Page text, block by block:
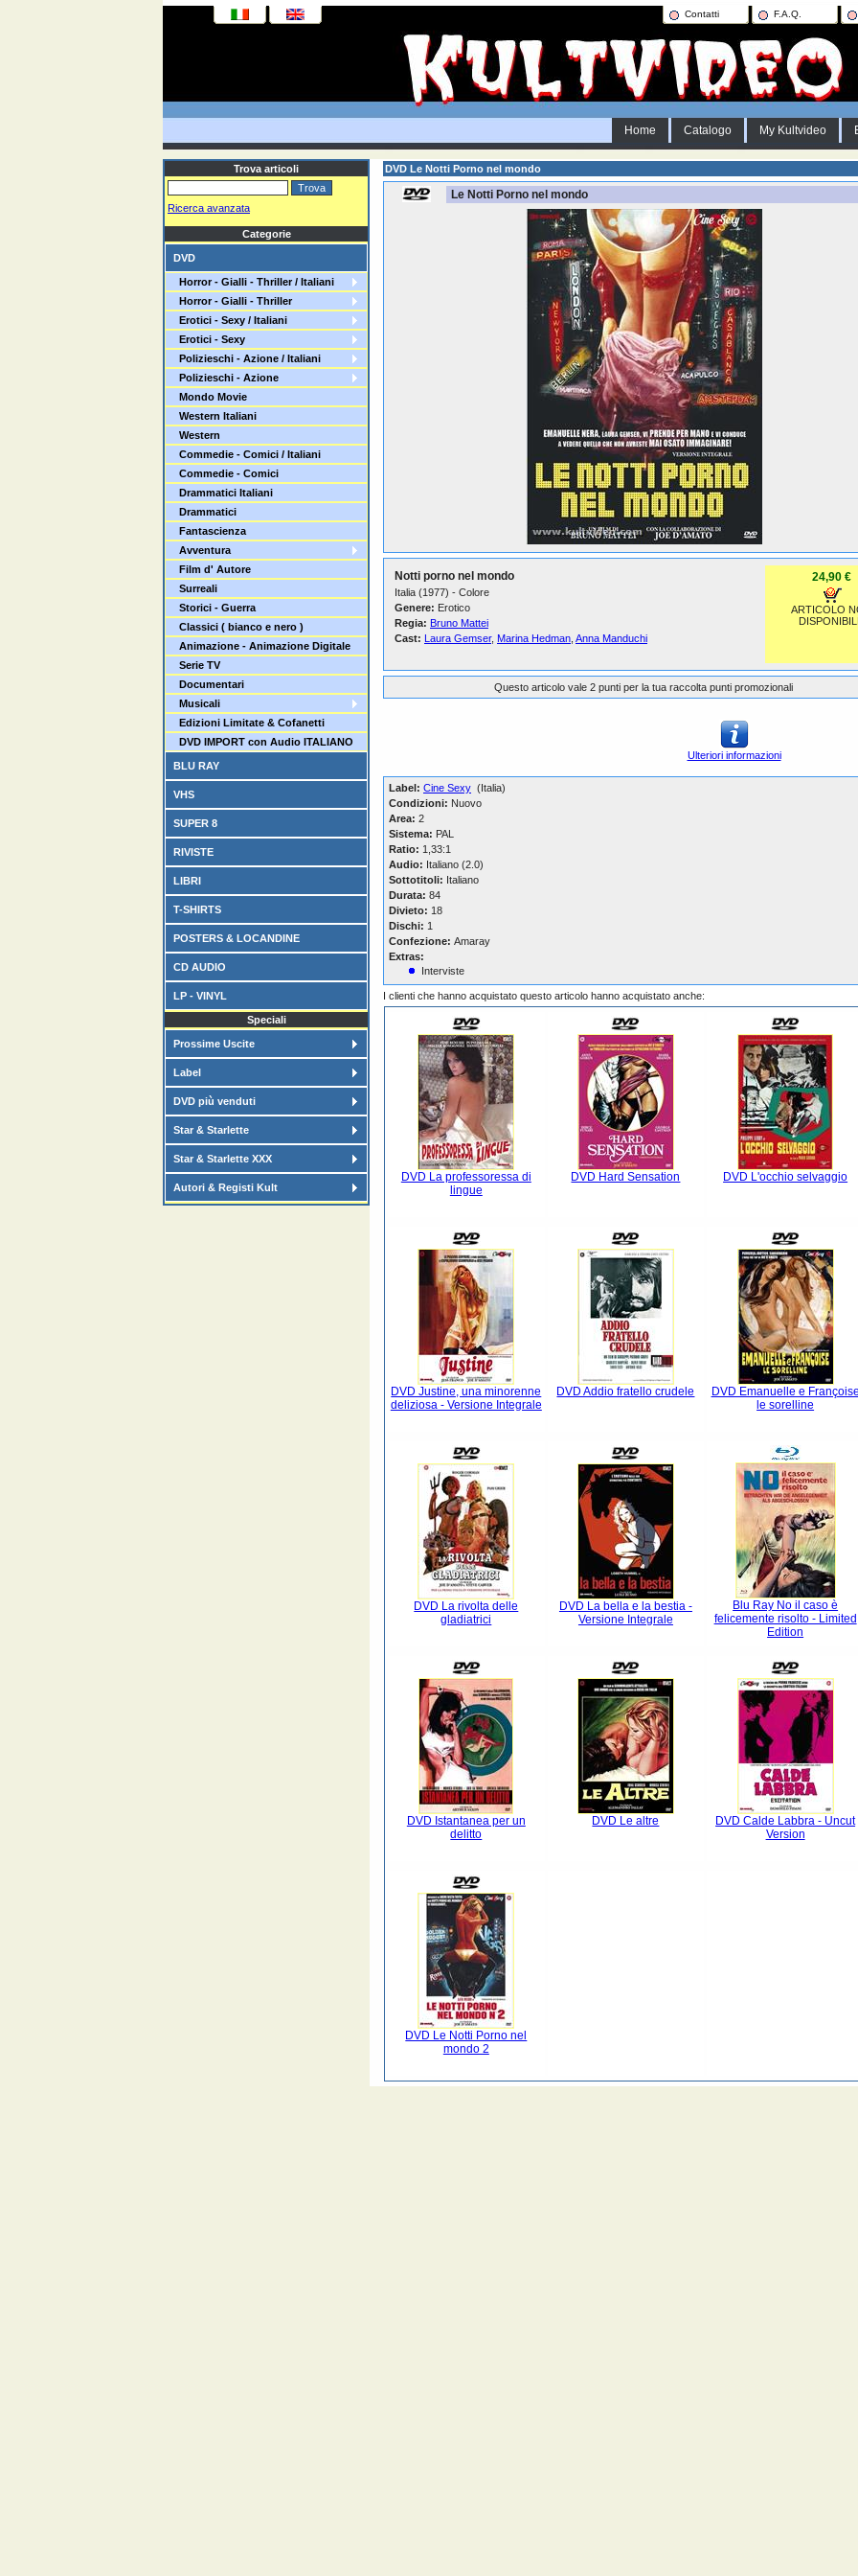
Contatti F.A.Q.
Home Catalogo My Kultvideo
Trova articoli
Ricerca avanzata
Categorie
DVD
Horror - Gialli - Thriller / Italiani
Horror - Gialli - Thriller
Erotici - Sexy / Italiani
Erotici - Sexy
Polizieschi - Azione / Italiani
Polizieschi - Azione
Mondo Movie
Western Italiani
Western
Commedie - Comici / Italiani
Commedie - Comici
Drammatici Italiani
Drammatici
Fantascienza
Avventura
Film d' Autore
Surreali
Storici - Guerra
Classici ( bianco e nero )
Animazione - Animazione Digitale
Serie TV
Documentari
Musicali
Edizioni Limitate & Cofanetti
DVD IMPORT con Audio ITALIANO
BLU RAY
VHS
SUPER 8
RIVISTE
LIBRI
T-SHIRTS
POSTERS & LOCANDINE
CD AUDIO
LP - VINYL
Speciali
Prossime Uscite
Label
DVD più venduti
Star & Starlette
Star & Starlette XXX
Autori & Registi Kult
DVD Le Notti Porno nel mondo
Le Notti Porno nel mondo
Notti porno nel mondo
Italia (1977) - Colore
Genere: Erotico
Regia: Bruno Mattei
Cast: Laura Gemser, Marina Hedman Anna Manduchi
24,90 €
ARTICOLO
Questo articolo vale 2 punti per la tua raccolta punti promozionali
Ulteriori informazioni
Label: Cine Sexy (Italia)
Condizioni: Nuovo
Area: 2
Sistema: PAL
Ratio: 1,33:1
Audio: Italiano (2.0)
Sottotitoli: Italiano
Durata: 84
Divieto: 18
Dischi: 1
Confezione: Amaray
Extras:
Interviste
I clienti che hanno acquistato questo articolo hanno acquistato anche:
DVD La professoressa di
lingue
DVD Hard Sensation DVD L'occhio selvaggio
DVD Justine, una minorenne
deliziosa - Versione Integrale
DVD Addio fratello crudele
DVD Emanuelle e
le sorelline
DVD La rivolta delle
gladiatrici
DVD La bella e la bestia -
Versione Integrale
Blu Ray No il caso è
felicemente risolto - Limited
Edition
DVD Istantanea per un
delitto
DVD Le altre
DVD Calde Labbra - Uncut
Version
DVD Le Notti Porno nel
mondo 2